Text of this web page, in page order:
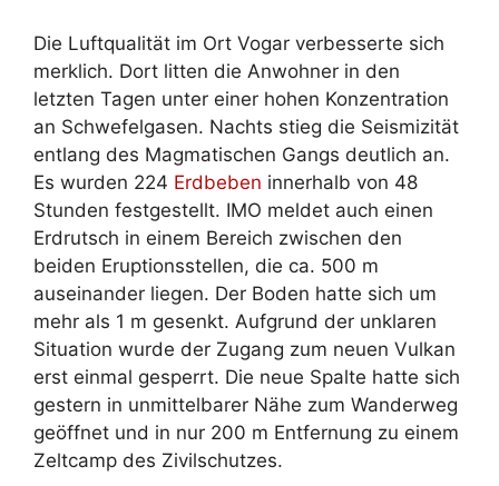
Die Luftqualität im Ort Vogar verbesserte sich
merklich. Dort litten die Anwohner in den
letzten Tagen unter einer hohen Konzentration
an Schwefelgasen. Nachts stieg die Seismizität
entlang des Magmatischen Gangs deutlich an.
Es wurden 224 Erdbeben innerhalb von 48
Stunden festgestellt. IMO meldet auch einen
Erdrutsch in einem Bereich zwischen den
beiden Eruptionsstellen, die ca. 500 m
auseinander liegen. Der Boden hatte sich um
mehr als 1 m gesenkt. Aufgrund der unklaren
Situation wurde der Zugang zum neuen Vulkan
erst einmal gesperrt. Die neue Spalte hatte sich
gestern in unmittelbarer Nähe zum Wanderweg
geöffnet und in nur 200 m Entfernung zu einem
Zeltcamp des Zivilschutzes.